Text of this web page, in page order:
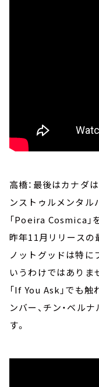
高橋：最後はカナダ
ンストゥルメンタル
「Poeira Cosmica」
昨年11月リリースの
ノットグッドは特に
いうわけではありま
「If You Ask」でも
ンバー、チン・ベル
す。